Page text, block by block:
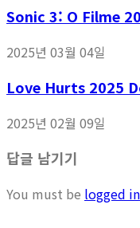
Sonic 3: O Filme
2025년 03월 04일
Love Hurts 2025
2025년 02월 09일
답글 남기기
You must be logged in